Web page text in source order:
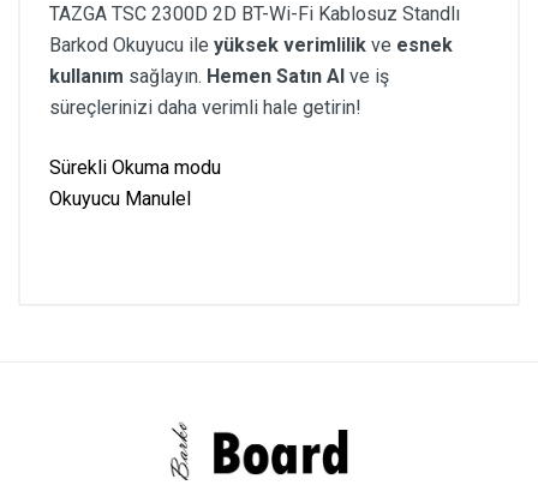
TAZGA TSC 2300D 2D BT-Wi-Fi Kablosuz Standlı
Barkod Okuyucu ile yüksek verimlilik ve esnek
kullanım sağlayın. Hemen Satın Al ve iş
süreçlerinizi daha verimli hale getirin!
Sürekli Okuma modu
Okuyucu Manulel